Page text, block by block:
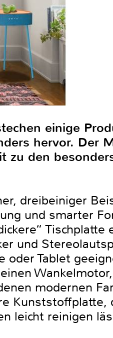
einige
hervor. Der
den
dreibeiniger
und smarter
Tischplatte
und
Tablet
modernen
Kunststoffplatte,
leicht reinigen